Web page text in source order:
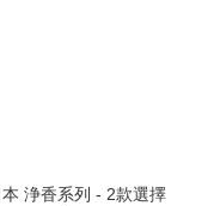
本 浄香系列 - 2款選擇